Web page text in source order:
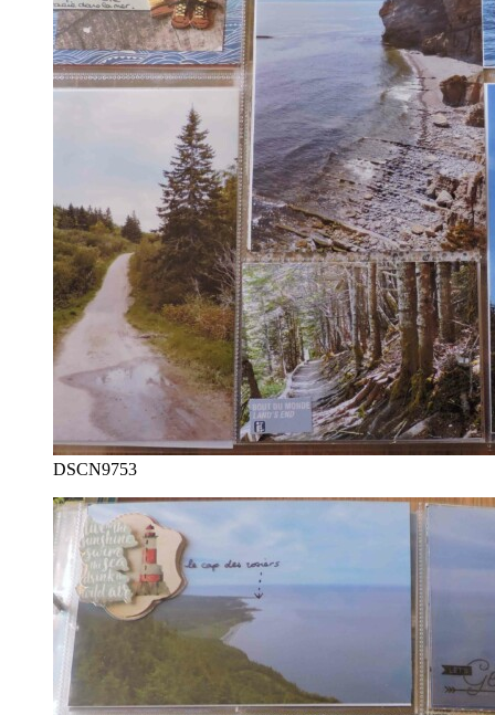
DSCN9753